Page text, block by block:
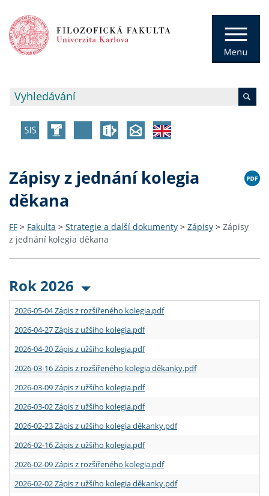
Zápisy z jednání kolegia
děkana
FF > Fakulta > Strategie a další dokumenty > Zápisy > Zápisy
z jednání kolegia děkana
Rok 2026
2026-05-04 Zápis z rozšířeného kolegia.pdf
2026-04-27 Zápis z užšího kolegia.pdf
2026-04-20 Zápis z užšího kolegia.pdf
2026-03-16 Zápis z rozšířeného kolegia děkanky.pdf
2026-03-09 Zápis z užšího kolegia.pdf
2026-03-02 Zápis z užšího kolegia.pdf
2026-02-23 Zápis z užšího kolegia děkanky.pdf
2026-02-16 Zápis z užšího kolegia.pdf
2026-02-09 Zápis z rozšířeného kolegia.pdf
2026-02-02 Zápis z užšího kolegia děkanky.pdf